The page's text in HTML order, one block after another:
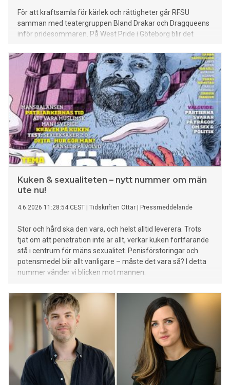
För att kraftsamla för kärlek och rättigheter går RFSU
samman med teatergruppen Bland Drakar och Dragqueens
inför pridesommaren. På West Pride i Göteborg blir det
Kuken & sexualiteten – nytt nummer om män
ute nu!
4.6.2026 11:28:54 CEST Tidskriften Ottar Pressmeddelande
Stor och hård ska den vara, och helst alltid leverera. Trots
tjat om att penetration inte är allt, verkar kuken fortfarande
stå i centrum för mäns sexualitet. Penisförstoringar och
potensmedel blir allt vanligare – måste det vara så? I detta
nummer vänder vi blicken mot mannen.